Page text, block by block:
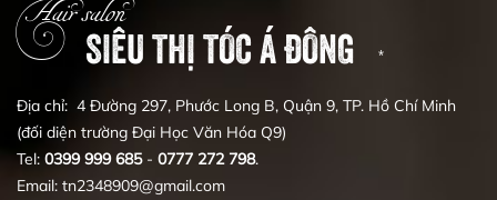
*
Hair salon
SIÊU THỊ TÓC Á ĐÔNG
Địa chỉ: 4 Đường 297, Phước Long B, Quận 9, TP. Hồ Chí Minh
(đối diện trường Đại Học Văn Hóa Q9)
Tel: 0399 999 685- 0777 272 798.
Email: tn2348909@gmail.com